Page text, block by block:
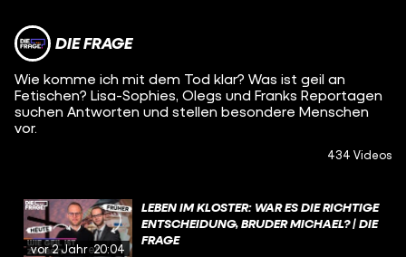
DIE FRAGE
Wie komme ich mit dem Tod klar? Was ist geil an
Fetischen? Lisa-Sophies, Olegs und Franks Reportagen
suchen Antworten und stellen besondere Menschen
vor.
434 Videos
vor 2 Jahren20:04
LEBEN IM KLOSTER: WAR ES DIE RICHTIGE
ENTSCHEIDUNG, BRUDER MICHAEL? | DIE
FRAGE